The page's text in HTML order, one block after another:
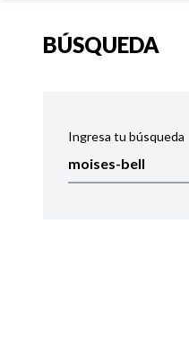
BÚSQUEDA
Ingresa tu búsqueda